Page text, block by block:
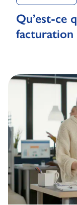
Qu’est-ce
facturation